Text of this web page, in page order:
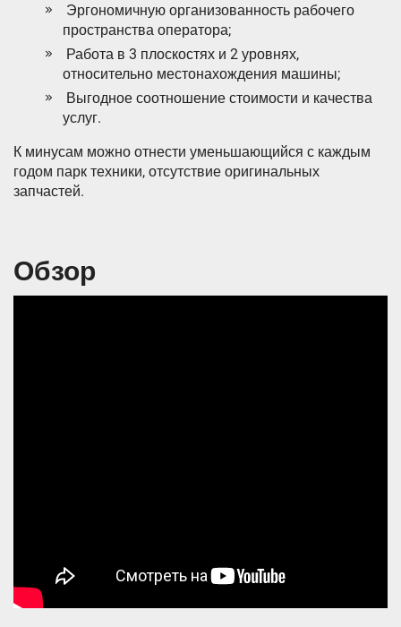
Эргономичную организованность рабочего
пространства оператора;
Работа в 3 плоскостях и 2 уровнях,
относительно местонахождения машины;
Выгодное соотношение стоимости и качества
услуг.
К минусам можно отнести уменьшающийся с каждым
годом парк техники, отсутствие оригинальных
запчастей.
Обзор